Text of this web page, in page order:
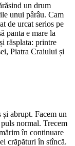
un drum
unui pârâu. Cam
de urcat serios pe
panta e mare la
răsplata: printre
Piatra Craiului și
abrupt. Facem un
normal. Trecem
în continuare
crăpături în stîncă.